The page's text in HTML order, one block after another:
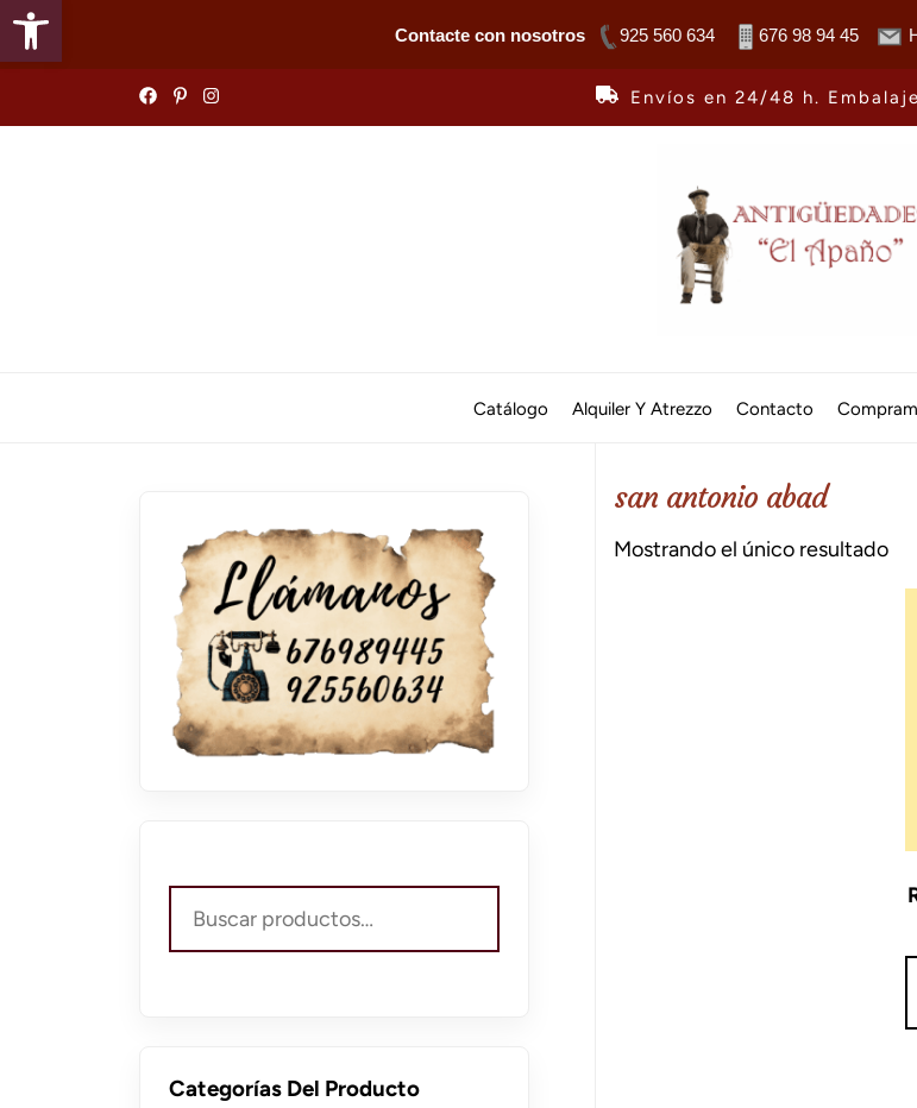
Abrir barra de herramientas
Contacte con nosotros 925 560 634 676 98 94 45
Envíos en 24/48 h.
El
Catálogo Alquiler Y Atrezzo Contacto
san antonio abad
Mostrando el único resultado
por:
Categorías Del Producto